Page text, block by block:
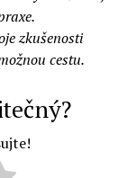
zkušenosti
cestu.